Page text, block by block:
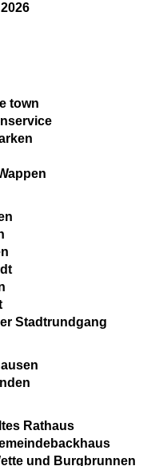
town
Stadtrundgang
Rathaus
und Burgbrunnen